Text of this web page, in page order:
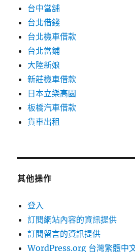
台中當舖
台北借錢
台北機車借款
台北當鋪
大陸新娘
新莊機車借款
日本立樂高園
板橋汽車借款
貨車出租
其他操作
登入
訂閱網站內容的資訊提供
訂閱留言的資訊提供
WordPress.org 台灣繁體中